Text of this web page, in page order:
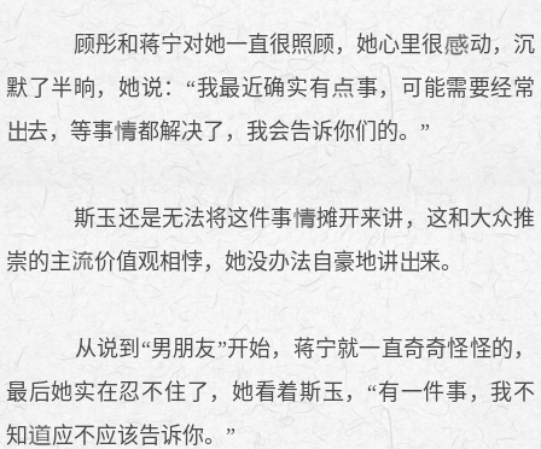
顾彤和蒋宁对她一直很照顾，她心里很
动，沉
默了半晌，她说：“我最近确实有
事，可能需要经常
去，等事
都解决了，我会告诉你们的。”
斯玉还是无法将这件事
摊开来讲，这和大众推
崇的主
价值观相悖，她没办法自豪地讲 来。
从说到“男朋友”开始，蒋宁就一直奇奇怪怪的，
最后她实在忍不住了，她看着斯玉，“有一件事，我不
知
应不应该告诉你。”